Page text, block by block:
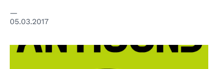
05.03.2017
© Antigone